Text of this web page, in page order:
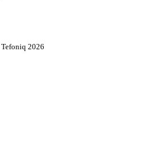
Tefoniq 2026